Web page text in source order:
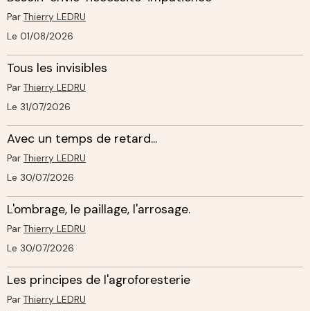
Par Thierry LEDRU
Le 01/08/2026
Tous les invisibles
Par Thierry LEDRU
Le 31/07/2026
Avec un temps de retard...
Par Thierry LEDRU
Le 30/07/2026
L'ombrage, le paillage, l'arrosage.
Par Thierry LEDRU
Le 30/07/2026
Les principes de l'agroforesterie
Par Thierry LEDRU